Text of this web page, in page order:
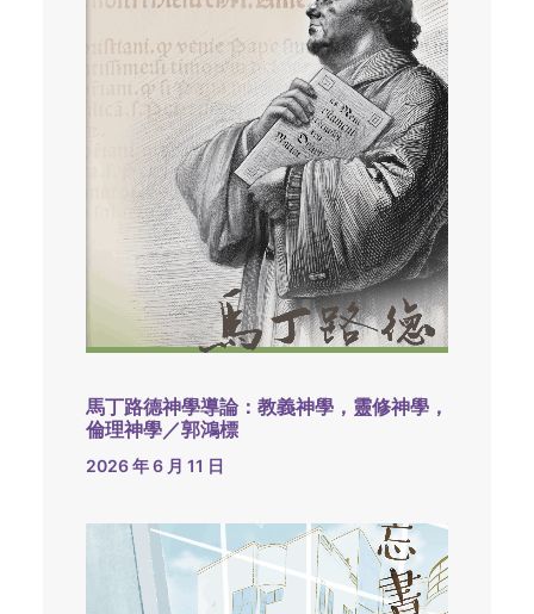
馬丁路德神學導論：教義神學，靈修神學，
倫理神學／郭鴻標
2026 年 6 月 11 日